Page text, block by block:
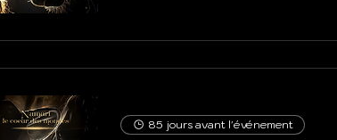
85 jours avant l'événement